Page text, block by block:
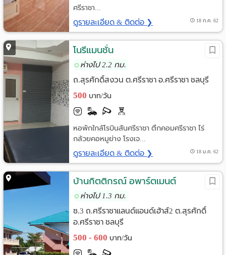
ศรีราชา...
ดูรายละเอียด & ติดต่อ ❯ 18 ก.ค. 62
โนรีแมนชั่น
ห่างไป 2.2 กม.
ถ.สุรศักดิ์สงวน ต.ศรีราชา อ.ศรีราชา ชลบุรี
500 บาท/วัน
หอพักใกล้โรบินสันศรีราชา ตึกคอมศรีราชา ไร่
กล้วยคอหมูย่าง โรงเจ...
ดูรายละเอียด & ติดต่อ ❯ 18 ม.ค. 62
บ้านกิตติกรณ์ อพาร์ตเมนต์
ห่างไป 1.3 กม.
ซ.3 ถ.ศรีราชาแลนด์แอนด์เฮ้าส์2 ต.สุรศักดิ์
อ.ศรีราชา ชลบุรี
500 - 600 บาท/วัน